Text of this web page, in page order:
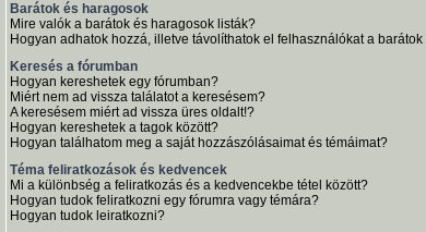
Barátok és haragosok
Mire valók a barátok és haragosok listák?
Hogyan adhatok hozzá, illetve távolíthatok el felhasználókat a
Keresés a fórumban
Hogyan kereshetek egy fórumban?
Miért nem ad vissza találatot a keresésem?
A keresésem miért ad vissza üres oldalt!?
Hogyan kereshetek a tagok között?
Hogyan találhatom meg a saját hozzászólásaimat és témáimat?
Téma feliratkozások és kedvencek
Mi a különbség a feliratkozás és a kedvencekbe tétel között?
Hogyan tudok feliratkozni egy fórumra vagy témára?
Hogyan tudok leiratkozni?